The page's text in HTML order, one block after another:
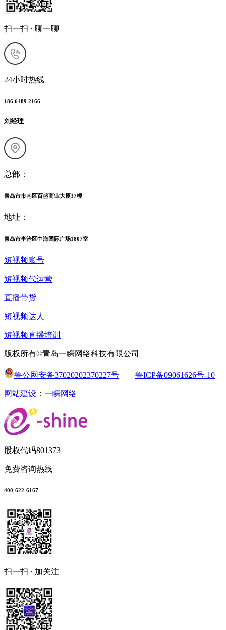
扫一扫 · 聊一聊
24小时热线
186 6189 2166
刘经理
总部：
青岛市市南区百盛商业大厦37楼
地址：
青岛市李沧区中海国际广场1807室
短视频账号
短视频代运营
直播带货
短视频达人
短视频直播培训
版权所有©青岛一瞬网络科技有限公司
鲁公网安备37020202370227号 鲁ICP备09061626号-10
网站建设 ： 一瞬网络
股权代码801373
免费咨询热线
400-622-6167
扫一扫 · 加关注